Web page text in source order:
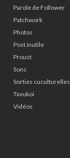
Parole de Follower
Patchwork
Photos
Post inutile
Proust
Sons
Sorties cuculturelles
Tavukoi
Vidéos